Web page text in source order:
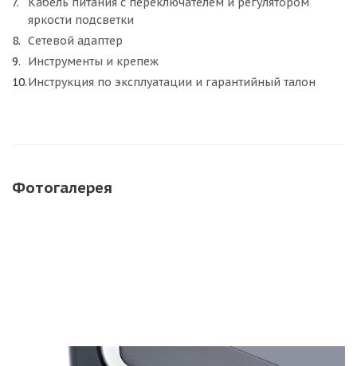
яркости подсветки
Сетевой адаптер
Инструменты и крепеж
Инструкция по эксплуатации и гарантийный талон
Фотогалерея